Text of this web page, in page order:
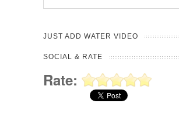
JUST ADD WATER VIDEO
SOCIAL & RATE
Rate: